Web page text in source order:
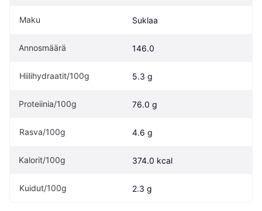
Maku Suklaa
Annosmäärä 146.0
Hiilihydraatit/100g 5.3 g
Proteiinia/100g 76.0 g
Rasva/100g 4.6 g
Kalorit/100g 374.0 kcal
Kuidut/100g 2.3 g